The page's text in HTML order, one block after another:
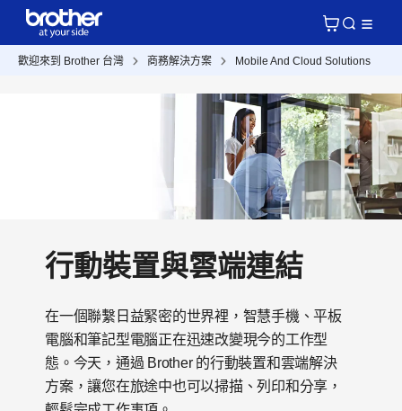
歡迎來到 Brother 台灣 商務解決方案 Mobile And Cloud Solutions
行動裝置與雲端連結
在一個聯繫日益緊密的世界裡，智慧手機、平板
電腦和筆記型電腦正在迅速改變現今的工作型
態。今天，通過 Brother 的行動裝置和雲端解決
方案，讓您在旅途中也可以掃描、列印和分享，